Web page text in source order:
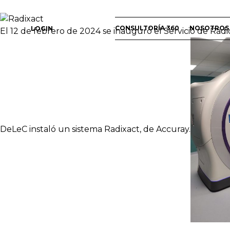
LOGIN CONSULTORÍA 360 NOSOTROS
El 12 de febrero de 2024 se inauguró el Servicio de
DeLeC instaló un sistema Radixact, de Accuray.